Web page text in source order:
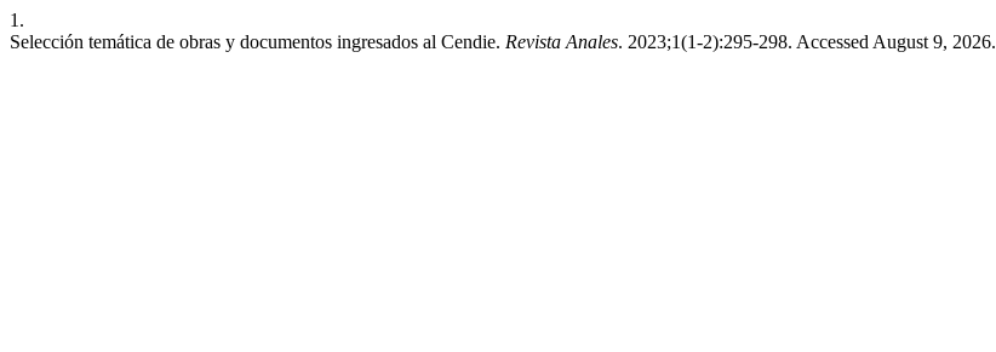
1.
Selección temática de obras y documentos ingresados al Cendie. Revista Anales. 2023;1(1-2):295-298. Accessed August 9, 2026.